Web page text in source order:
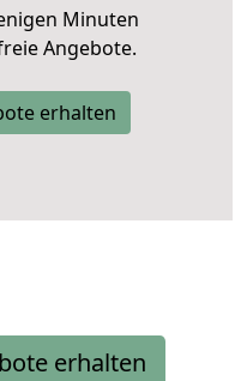
Minuten
Angebote.
erhalten
erhalten